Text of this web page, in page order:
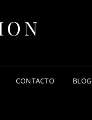
CONTACTO BLOG